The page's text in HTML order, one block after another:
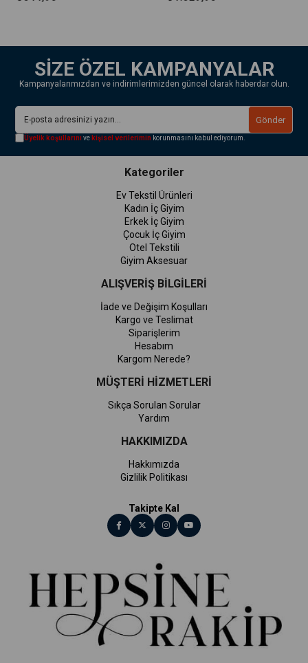
SİZE ÖZEL KAMPANYALAR
Kampanyalarımızdan ve indirimlerimizden güncel olarak haberdar olun.
Gönder
Üyelik koşullarını ve kişisel verilerimin korunmasını kabul ediyorum.
Kategoriler
Ev Tekstil Ürünleri
Kadın İç Giyim
Erkek İç Giyim
Çocuk İç Giyim
Otel Tekstili
Giyim Aksesuar
ALIŞVERİŞ BİLGİLERİ
İade ve Değişim Koşulları
Kargo ve Teslimat
Siparişlerim
Hesabım
Kargom Nerede?
MÜŞTERİ HİZMETLERİ
Sıkça Sorulan Sorular
Yardım
HAKKIMIZDA
Hakkımızda
Gizlilik Politikası
Takipte Kal